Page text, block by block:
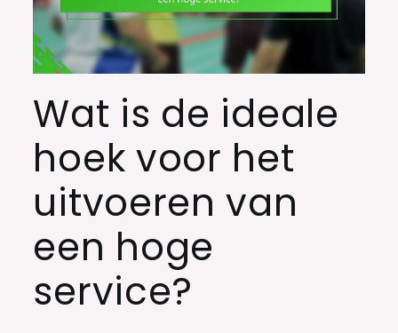
Wat is de ideale
hoek voor het
uitvoeren van
een hoge
service?